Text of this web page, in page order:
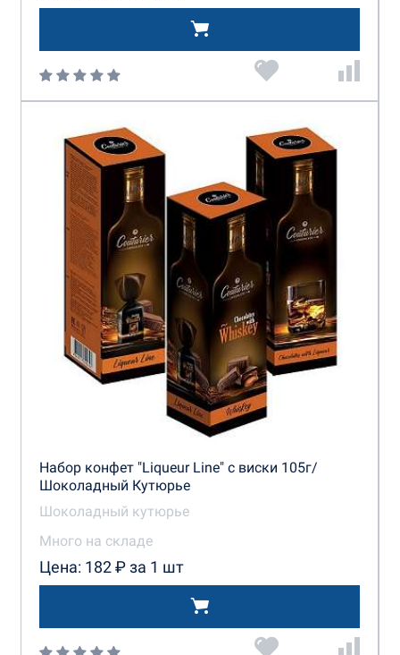
Набор конфет "Liqueur Line" с виски 105г/
Шоколадный Кутюрье
Шоколадный кутюрье
Много на складе
Цена: 182 ₽ за 1 шт